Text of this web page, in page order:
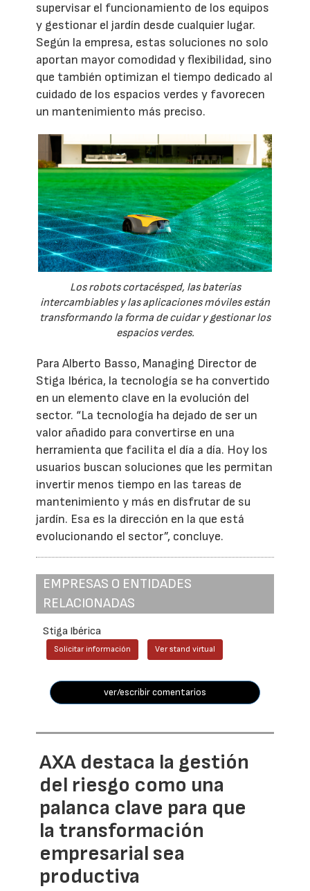
supervisar el funcionamiento de los equipos
y gestionar el jardín desde cualquier lugar.
Según la empresa, estas soluciones no solo
aportan mayor comodidad y flexibilidad, sino
que también optimizan el tiempo dedicado al
cuidado de los espacios verdes y favorecen
un mantenimiento más preciso.
Los robots cortacésped, las baterías
intercambiables y las aplicaciones móviles están
transformando la forma de cuidar y gestionar los
espacios verdes.
Para Alberto Basso, Managing Director de
Stiga Ibérica, la tecnología se ha convertido
en un elemento clave en la evolución del
sector. “La tecnología ha dejado de ser un
valor añadido para convertirse en una
herramienta que facilita el día a día. Hoy los
usuarios buscan soluciones que les permitan
invertir menos tiempo en las tareas de
mantenimiento y más en disfrutar de su
jardín. Esa es la dirección en la que está
evolucionando el sector”, concluye.
EMPRESAS O ENTIDADES
RELACIONADAS
Stiga Ibérica
Solicitar información Ver stand virtual
ver/escribir comentarios
AXA destaca la gestión
del riesgo como una
palanca clave para que
la transformación
empresarial sea
productiva